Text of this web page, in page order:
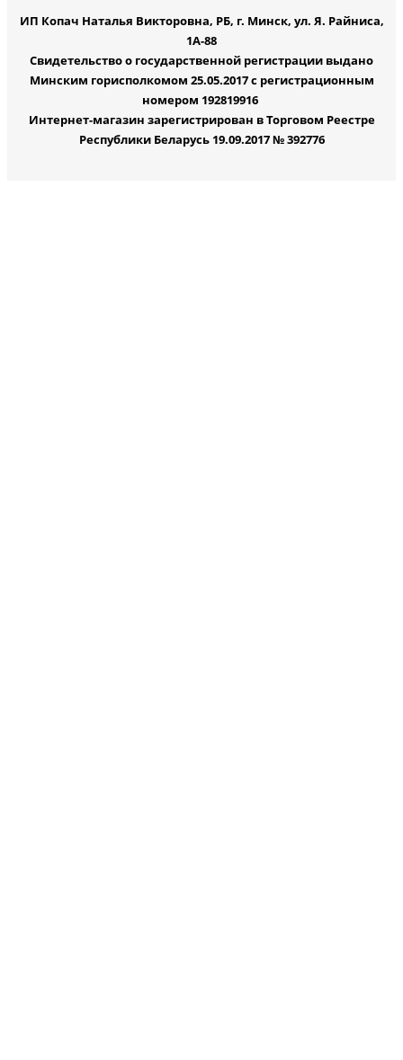
ИП Копач Наталья Викторовна, РБ, г. Минск, ул. Я. Райниса,
1А-88
Свидетельство о государственной регистрации выдано
Минским горисполкомом 25.05.2017 с регистрационным
номером 192819916
Интернет-магазин зарегистрирован в Торговом Реестре
Республики Беларусь 19.09.2017 № 392776